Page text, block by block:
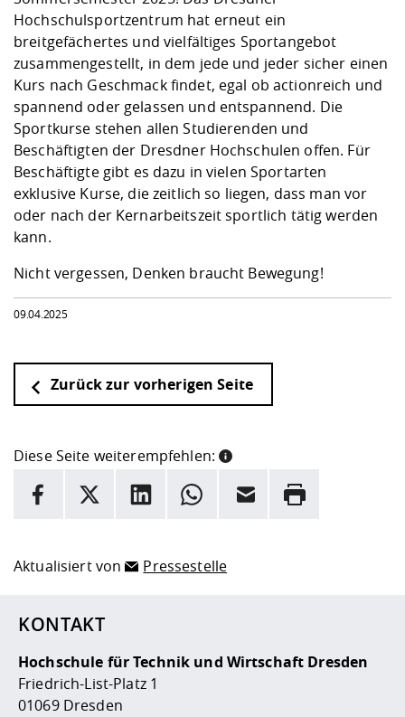
Vorbereitung
Checkliste zum
Studien- und
und Physik
Digitales Lernen
Fremdsprachen
Studieren in
Lebenslagen
Studentenwerk
Angebote der
Arbeit
Career Service
Lehren,
Weiterbilden im
Formulare und
Internationale
Formulare und
FIS -
Prototyping und
Gründung und
Kooperationen
Kontakt &
Klimaschutz &
Förderverein
Gremien und
Landbau/
Maschinenbau
Angebote für
Kontakt und Anfahrt
Qualitätssicherung
Hochschulsportzentrum hat erneut ein
breitgefächertes und vielfältiges Sportangebot
zusammengestellt, in dem jede und jeder sicher einen
Kurs nach Geschmack findet, egal ob actionreich und
spannend oder gelassen und entspannend. Die
Sportkurse stehen allen Studierenden und
Beschäftigten der Dresdner Hochschulen offen. Für
Beschäftigte gibt es dazu in vielen Sportarten
exklusive Kurse, die zeitlich so liegen, dass man vor
oder nach der Kernarbeitszeit sportlich tätig werden
kann.
Nicht vergessen, Denken braucht Bewegung!
09.04.2025
Zurück zur vorherigen Seite
Diese Seite weiterempfehlen:
INFORMATION
Hier stehen weitere Informationen und ein Link zur
Facebook
X LinkedInWhatsappE-Mail Drucken
Aktualisiert von Pressestelle
KONTAKT
Hochschule für Technik und Wirtschaft Dresden
Friedrich-List-Platz 1
01069 Dresden